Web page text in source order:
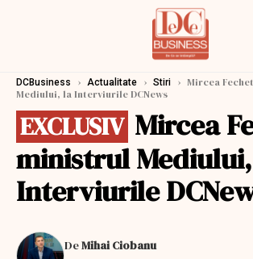
DCBusiness › Actualitate › Stiri › Mircea
Mediului, la Interviurile DCNews
EXCLUSIV Mircea
ministrul
Interviurile
DeMihai Ciobanu